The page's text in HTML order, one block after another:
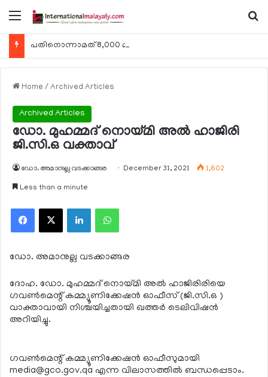
Menu
Home / Archived Articles
Archived Articles
ഡോ. മുഹമ്മദ് നൊയ്മി അല്‍ ഹാജിരി
ജി.സി.ഒ വക്താവ്
ഡോ. അമാനുല്ല വടക്കാങ്ങര December 31, 2021 1,602
Less than a minute
Facebook
X LinkedInWhatsApp
ഡോ. അമാനുല്ല വടക്കാങ്ങര
ദോഹ. ഡോ. മുഹമ്മദ് നൊയ്മി അല്‍ ഹാജിരിരിയെ
ഗവണ്‍മെന്റ് കമ്മ്യൂണിക്കേഷന്‍ ഓഫീസ് (ജി.സി.ഒ )
വാക്താവായി നിശ്ചയിച്ചതായി ഖത്തര്‍ ടെലിവിഷന്‍
അറിയിച്ചു.
ഗവണ്‍മെന്റ് കമ്മ്യൂണിക്കേഷന്‍ ഓഫീസുമായി
media@gco.gov.qa എന്ന വിലാസത്തില്‍ ബന്ധപ്പെടാം.